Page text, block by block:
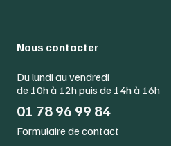
Nous contacter
Du lundi au vendredi
de 10h à 12h puis de 14h à 16h
01 78 96 99 84
Formulaire de contact